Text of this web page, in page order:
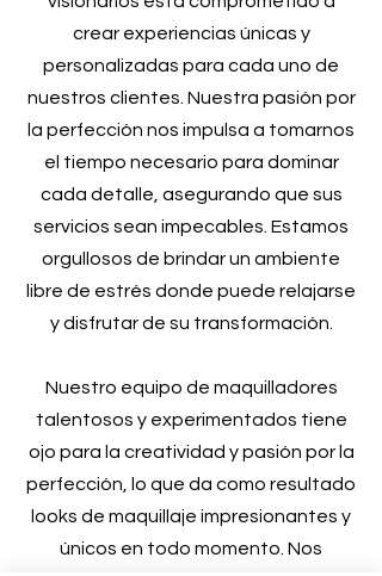
crear experiencias únicas y
personalizadas para cada uno de
nuestros clientes. Nuestra pasión por
la perfección nos impulsa a tomarnos
el tiempo necesario para dominar
cada detalle, asegurando que sus
servicios sean impecables. Estamos
orgullosos de brindar un ambiente
libre de estrés donde puede relajarse
y disfrutar de su transformación.
Nuestro equipo de maquilladores
talentosos y experimentados tiene
ojo para la creatividad y pasión por la
perfección, lo que da como resultado
looks de maquillaje impresionantes y
únicos en todo momento. Nos